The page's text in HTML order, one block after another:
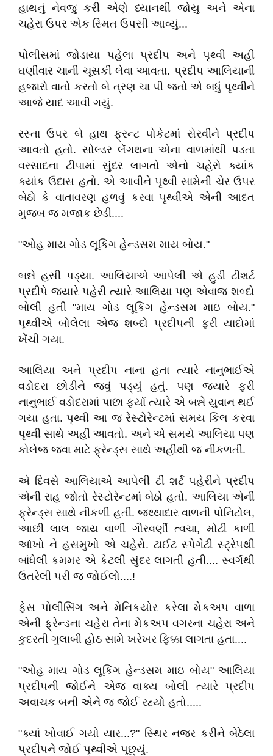
હાથનું નેવજુ કરી એણે ધ્યાનથી જોયુ અને એના
ચહેરા ઉપર એક સ્મિત ઉપસી આવ્યું...
પોલીસમાં જોડાયા પહેલા પ્રદીપ અને પૃથ્વી અહીં
ઘણીવાર ચાની ચૂસકી લેવા આવતા. પ્રદીપ આલિયાની
હજારો વાતો કરતો બે ત્રણ ચા પી જતો એ બધું પૃથ્વીને
આજે યાદ આવી ગયું.
રસ્તા ઉપર બે હાથ ફ્રન્ટ પોકેટમાં સેરવીને પ્રદીપ
આવતો હતો. સોલ્ડર લેંગથના એના વાળમાંથી પડતા
વરસાદના ટીપામાં સુંદર લાગતો એનો ચહેરો ક્યાંક
ક્યાંક ઉદાસ હતો. એ આવીને પૃથ્વી સામેની ચેર ઉપર
બેઠો કે વાતાવરણ હળવું કરવા પૃથ્વીએ એની આદત
મુજબ જ મજાક છેડી....
"ઓહ માય ગોડ લૂકિંગ હેન્ડસમ માય બોય."
બન્ને હસી પડ્યા. આલિયાએ આપેલી એ હુડી ટીશર્ટ
પ્રદીપે જ્યારે પહેરી ત્યારે આલિયા પણ એવાજ શબ્દો
બોલી હતી "માય ગોડ લૂકિંગ હેન્ડસમ માઇ બોય."
પૃથ્વીએ બોલેલા એજ શબ્દો પ્રદીપની ફરી યાદોમાં
ખેંચી ગયા.
આલિયા અને પ્રદીપ નાના હતા ત્યારે નાનુભાઈએ
વડોદરા છોડીને જવું પડ્યું હતું. પણ જ્યારે ફરી
નાનુભાઈ વડોદરામાં પાછા ફર્યા ત્યારે એ બન્ને યુવાન થઈ
ગયા હતા. પૃથ્વી આ જ રેસ્ટોરેન્ટમાં સમય કિલ કરવા
પૃથ્વી સાથે અહીં આવતો. અને એ સમયે આલિયા પણ
કોલેજ જવા માટે ફ્રેન્ડ્સ સાથે અહીંથી જ નીકળતી.
એ દિવસે આલિયાએ આપેલી ટી શર્ટ પહેરીને પ્રદીપ
એની રાહ જોતો રેસ્ટોરેન્ટમાં બેઠો હતો. આલિયા એની
ફ્રેન્ડ્સ સાથે નીકળી હતી. જથ્થાદાર વાળની પોનિટોલ,
આછી લાલ જાય વાળી ગૌરવર્ણી ત્વચા, મોટી કાળી
આંખો ને હસમુખો એ ચહેરો. ટાઈટ સ્પેગેટી સ્ટ્રેપથી
બાંધેલી કમમર એ કેટલી સુંદર લાગતી હતી.... સ્વર્ગથી
ઉતરેલી પરી જ જોઈલો....!
ફેસ પોલીસિંગ અને મેનિકયોર કરેલા મેકઅપ વાળા
એની ફ્રેન્ડના ચહેરા તેના મેકઅપ વગરના ચહેરા અને
કુદરતી ગુલાબી હોઠ સામે ખરેખર ફિક્કા લાગતા હતા....
"ઓહ માય ગોડ લૂકિંગ હેન્ડસમ માઇ બોય" આલિયા
પ્રદીપની જોઈને એજ વાક્ય બોલી ત્યારે પ્રદીપ
અવાચક બની એને જ જોઈ રહ્યો હતો.....
"ક્યાં ખોવાઈ ગયો યાર...?" સ્થિર નજર કરીને બેઠેલા
પ્રદીપને જોઈ પૃથ્વીએ પૂછ્યું.